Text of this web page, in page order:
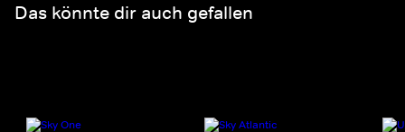
Das könnte dir auch gefallen